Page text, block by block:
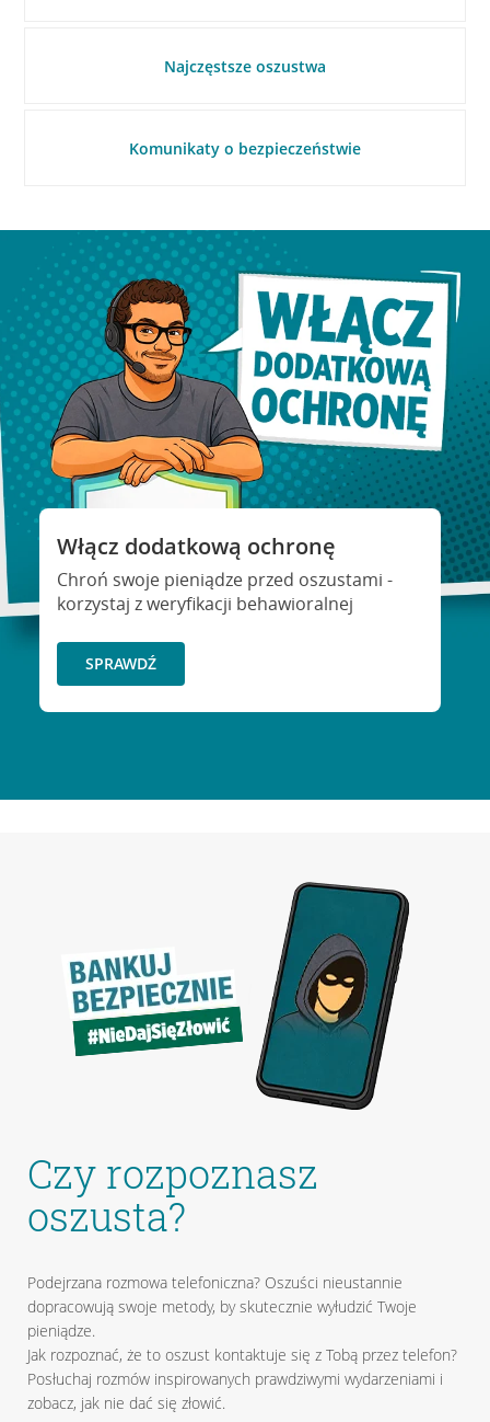
Najczęstsze oszustwa
Komunikaty o bezpieczeństwie
Włącz dodatkową ochronę
Chroń swoje pieniądze przed oszustami -
korzystaj z weryfikacji behawioralnej
SPRAWDŹ
Czy rozpoznasz
oszusta?
Podejrzana rozmowa telefoniczna? Oszuści nieustannie
dopracowują swoje metody, by skutecznie wyłudzić Twoje
pieniądze.
Jak rozpoznać, że to oszust kontaktuje się z Tobą przez telefon?
Posłuchaj rozmów inspirowanych prawdziwymi wydarzeniami i
zobacz, jak nie dać się złowić.